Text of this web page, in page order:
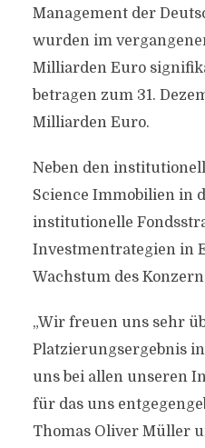
Management der
wurden im
Milliarden Euro
betragen zum 31.
Milliarden Euro.
Neben den
Science Immobilien in
institutionelle
Investmentrategien in
Wachstum des
„Wir freuen uns sehr
Platzierungsergebnis
uns bei allen unseren
für das uns
Thomas Oliver Müller